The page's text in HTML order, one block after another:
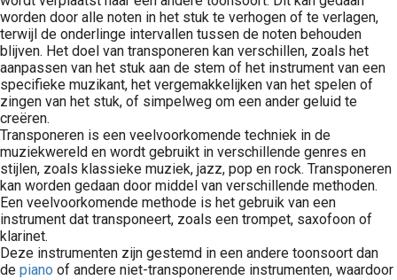
worden door alle noten in het stuk te verhogen of te verlagen,
terwijl de onderlinge intervallen tussen de noten behouden
blijven. Het doel van transponeren kan verschillen, zoals het
aanpassen van het stuk aan de stem of het instrument van een
specifieke muzikant, het vergemakkelijken van het spelen of
zingen van het stuk, of simpelweg om een ander geluid te
creëren.
Transponeren is een veelvoorkomende techniek in de
muziekwereld en wordt gebruikt in verschillende genres en
stijlen, zoals klassieke muziek, jazz, pop en rock. Transponeren
kan worden gedaan door middel van verschillende methoden.
Een veelvoorkomende methode is het gebruik van een
instrument dat transponeert, zoals een trompet, saxofoon of
klarinet.
Deze instrumenten zijn gestemd in een andere toonsoort dan
de piano of andere niet-transponerende instrumenten, waardoor